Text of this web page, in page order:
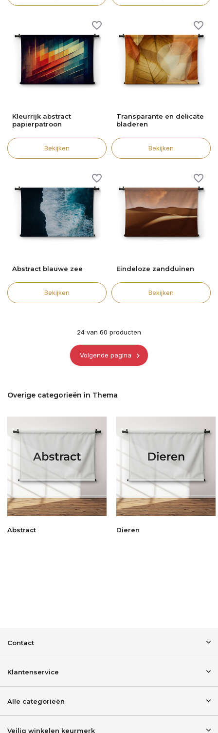
Kleurrijk abstract
papierpatroon
Bekijken
Transparante en delicate
bladeren
Bekijken
Abstract blauwe zee
Bekijken
Eindeloze zandduinen
Bekijken
24 van 60 producten
Volgende pagina
Overige categorieën in Thema
Abstract Dieren
Contact
Klantenservice
Alle categorieën
Veilig winkelen keurmerk